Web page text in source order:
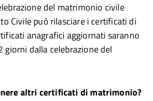
del matrimonio civile
Civile può rilasciare i certificati di
anagrafici aggiornati saranno
giorni dalla celebrazione del
altri certificati di matrimonio?